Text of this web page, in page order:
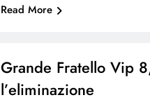
Read More
Grande Fratello Vip
l’eliminazione